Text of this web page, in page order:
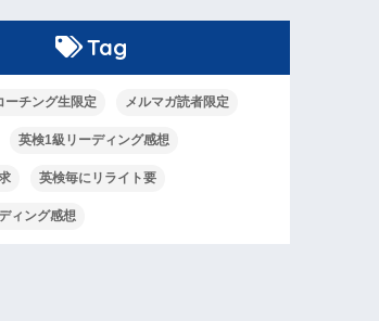
Tag
ーチング生限定 メルマガ読者限定
英検1級リーディング感想
英検毎にリライト要
ィング感想